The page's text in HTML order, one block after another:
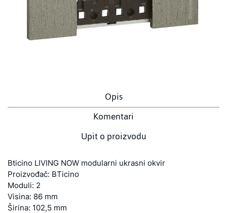
Opis
Komentari
Upit o proizvodu
Bticino LIVING NOW modularni ukrasni okvir
Proizvođač: BTicino
Moduli: 2
Visina: 86 mm
Širina: 102,5 mm